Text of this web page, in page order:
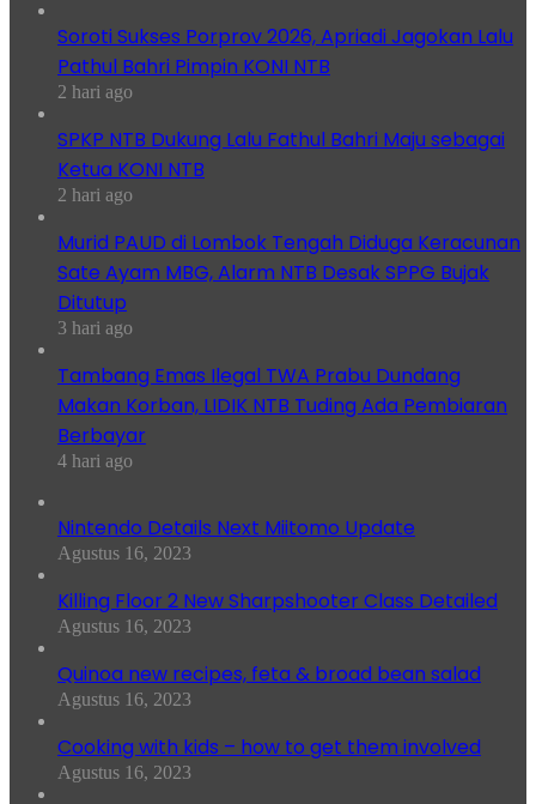
Soroti Sukses Porprov 2026, Apriadi Jagokan Lalu
Pathul Bahri Pimpin KONI NTB
2 hari ago
SPKP NTB Dukung Lalu Fathul Bahri Maju sebagai
Ketua KONI NTB
2 hari ago
Murid PAUD di Lombok Tengah Diduga Keracunan
Sate Ayam MBG, Alarm NTB Desak SPPG Bujak
Ditutup
3 hari ago
Tambang Emas Ilegal TWA Prabu Dundang
Makan Korban, LIDIK NTB Tuding Ada Pembiaran
Berbayar
4 hari ago
Nintendo Details Next Miitomo Update
Agustus 16, 2023
Killing Floor 2 New Sharpshooter Class Detailed
Agustus 16, 2023
Quinoa new recipes, feta & broad bean salad
Agustus 16, 2023
Cooking with kids – how to get them involved
Agustus 16, 2023